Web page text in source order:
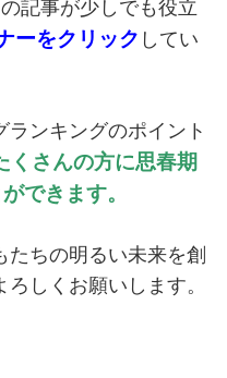
記事が少しでも役立
ーをクリック してい
ランキングのポイント
くさんの方に思春期
できます。
ちの明るい未来を創
しくお願いします。